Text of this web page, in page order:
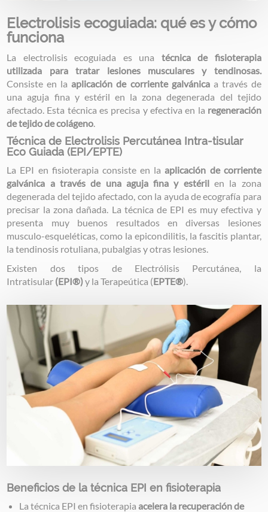
Electrolisis ecoguiada: qué es y cómo
funciona
La electrolisis ecoguiada es una técnica de fisioterapia
utilizada para tratar lesiones musculares y tendinosas.
Consiste en laaplicación de corriente galvánicaa través de
una aguja fina y estéril en la zona degenerada del tejido
afectado. Esta técnica es precisa y efectiva en la regeneración
de tejido de colágeno.
Técnica de Electrolisis Percutánea Intra-tisular
Eco Guiada (EPI/EPTE)
La EPI en fisioterapia consiste en laaplicación de corriente
galvánica a través de una aguja fina y estérilen la zona
degenerada del tejido afectado, con la ayuda de ecografía para
precisar la zona dañada. La técnica de EPI es muy efectiva y
presenta muy buenos resultados en diversas lesiones
musculo-esqueléticas, como la epicondilitis, la fascitis plantar,
la tendinosis rotuliana, pubalgias y otras lesiones.
Existen dos tipos de Electrólisis Percutánea, la
Intratisular (EPI®)y la Terapeútica (EPTE®).
Image
Beneficios de la técnica EPI en fisioterapia
La técnica EPI en fisioterapiaacelera la recuperación de